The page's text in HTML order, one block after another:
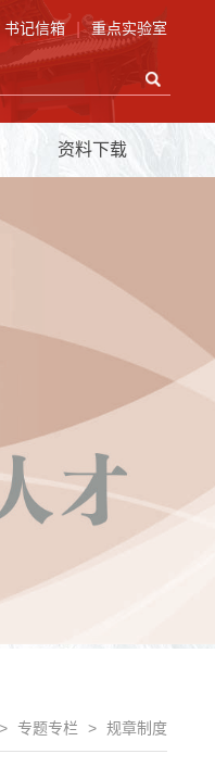
重点实验室
书记信箱
资料下载
> 专题专栏 > 规章制度